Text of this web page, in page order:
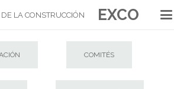
LA CONSTRUCCIÓN EXCO
COMITÉS